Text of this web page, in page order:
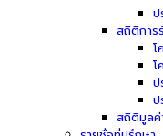
ป
สถิติการ
โ
โ
ป
ป
สถิติมูลค่